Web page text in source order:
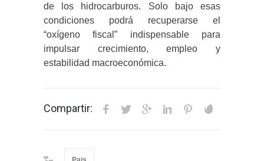
de los hidrocarburos. Solo bajo esas
condiciones podrá recuperarse el
“oxígeno fiscal” indispensable para
impulsar crecimiento, empleo y
estabilidad macroeconómica.
Compartir: